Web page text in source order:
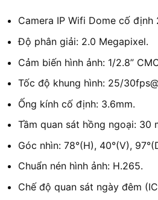
Camera IP Wifi Dome cố định
Độ phân giải: 2.0 Megapixel.
Cảm biến hình ảnh: 1/2.8”
Tốc độ khung hình: 25/
Ống kính cố định: 3.6mm.
Tầm quan sát hồng ngoại: 30
Góc nhìn: 78°(H), 40°(V),
Chuẩn nén hình ảnh: H.265.
Chế độ quan sát ngày đêm